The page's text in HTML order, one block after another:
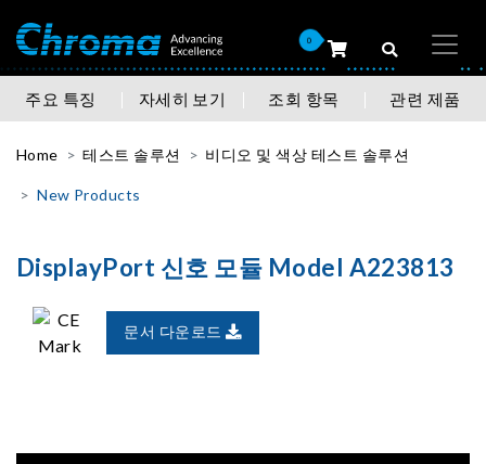
0
주요 특징 자세히 보기 조회 항목 관련 제품
Home 테스트 솔루션 비디오 및 색상 테스트 솔루션
New Products
DisplayPort 신호 모듈 Model A223813
문서 다운로드